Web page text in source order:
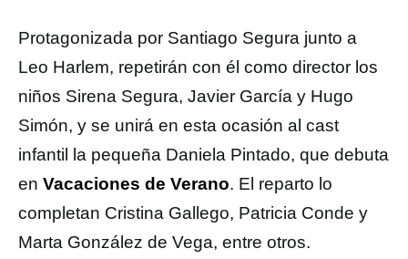
Protagonizada por Santiago Segura junto a
Leo Harlem, repetirán con él como director los
niños Sirena Segura, Javier García y Hugo
Simón, y se unirá en esta ocasión al cast
infantil la pequeña Daniela Pintado, que debuta
en Vacaciones de Verano. El reparto lo
completan Cristina Gallego, Patricia Conde y
Marta González de Vega, entre otros.